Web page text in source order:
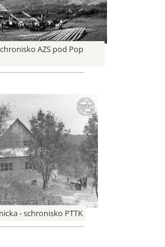
AZS pod Pop
- schronisko PTTK